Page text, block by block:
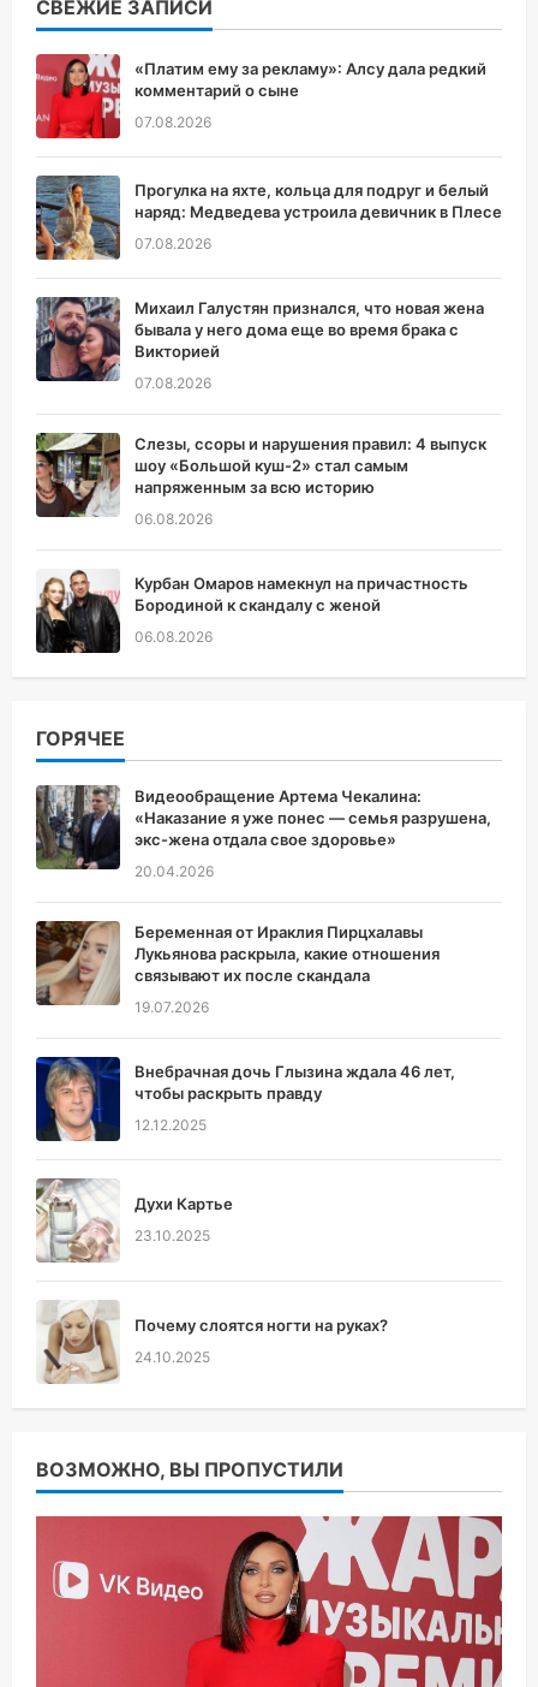
СВЕЖИЕ ЗАПИСИ
«Платим ему за рекламу»: Алсу дала редкий
комментарий о сыне
07.08.2026
Прогулка на яхте, кольца для подруг и белый
наряд: Медведева устроила девичник в Плесе
07.08.2026
Михаил Галустян признался, что новая жена
бывала у него дома еще во время брака с
Викторией
07.08.2026
Слезы, ссоры и нарушения правил: 4 выпуск
шоу «Большой куш-2» стал самым
напряженным за всю историю
06.08.2026
Курбан Омаров намекнул на причастность
Бородиной к скандалу с женой
06.08.2026
ГОРЯЧЕЕ
Видеообращение Артема Чекалина:
«Наказание я уже понес — семья разрушена,
экс-жена отдала свое здоровье»
20.04.2026
Беременная от Ираклия Пирцхалавы
Лукьянова раскрыла, какие отношения
связывают их после скандала
19.07.2026
Внебрачная дочь Глызина ждала 46 лет,
чтобы раскрыть правду
12.12.2025
Духи Картье
23.10.2025
Почему слоятся ногти на руках?
24.10.2025
ВОЗМОЖНО, ВЫ ПРОПУСТИЛИ